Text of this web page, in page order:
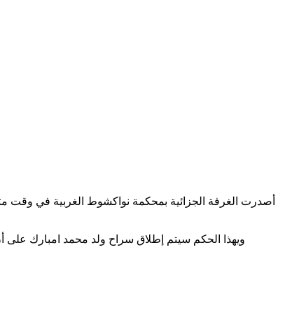
ويهذا الحكم سيتم إطلاق سراح ولد محمد امبارك